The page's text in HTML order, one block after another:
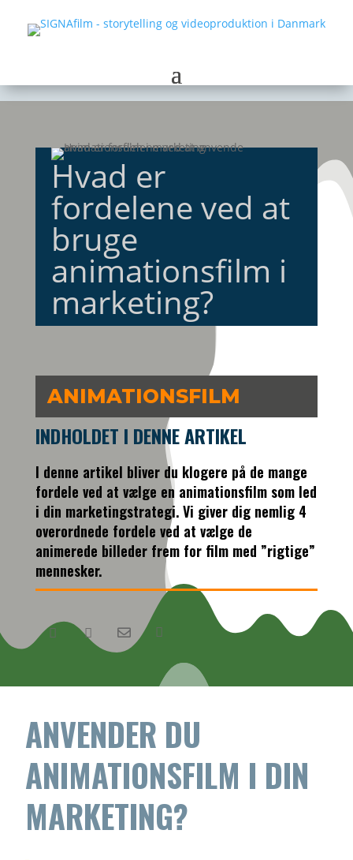
Hvad er
fordelene ved at
bruge
animationsfilm i
marketing?
ANIMATIONSFILM
INDHOLDET I DENNE ARTIKEL
I denne artikel bliver du klogere på de mange
fordele ved at vælge en animationsfilm som led
i din marketingstrategi. Vi giver dig nemlig 4
overordnede fordele ved at vælge de
animerede billeder frem for film med ”rigtige”
mennesker.
   
ANVENDER DU
ANIMATIONSFILM I DIN
MARKETING?